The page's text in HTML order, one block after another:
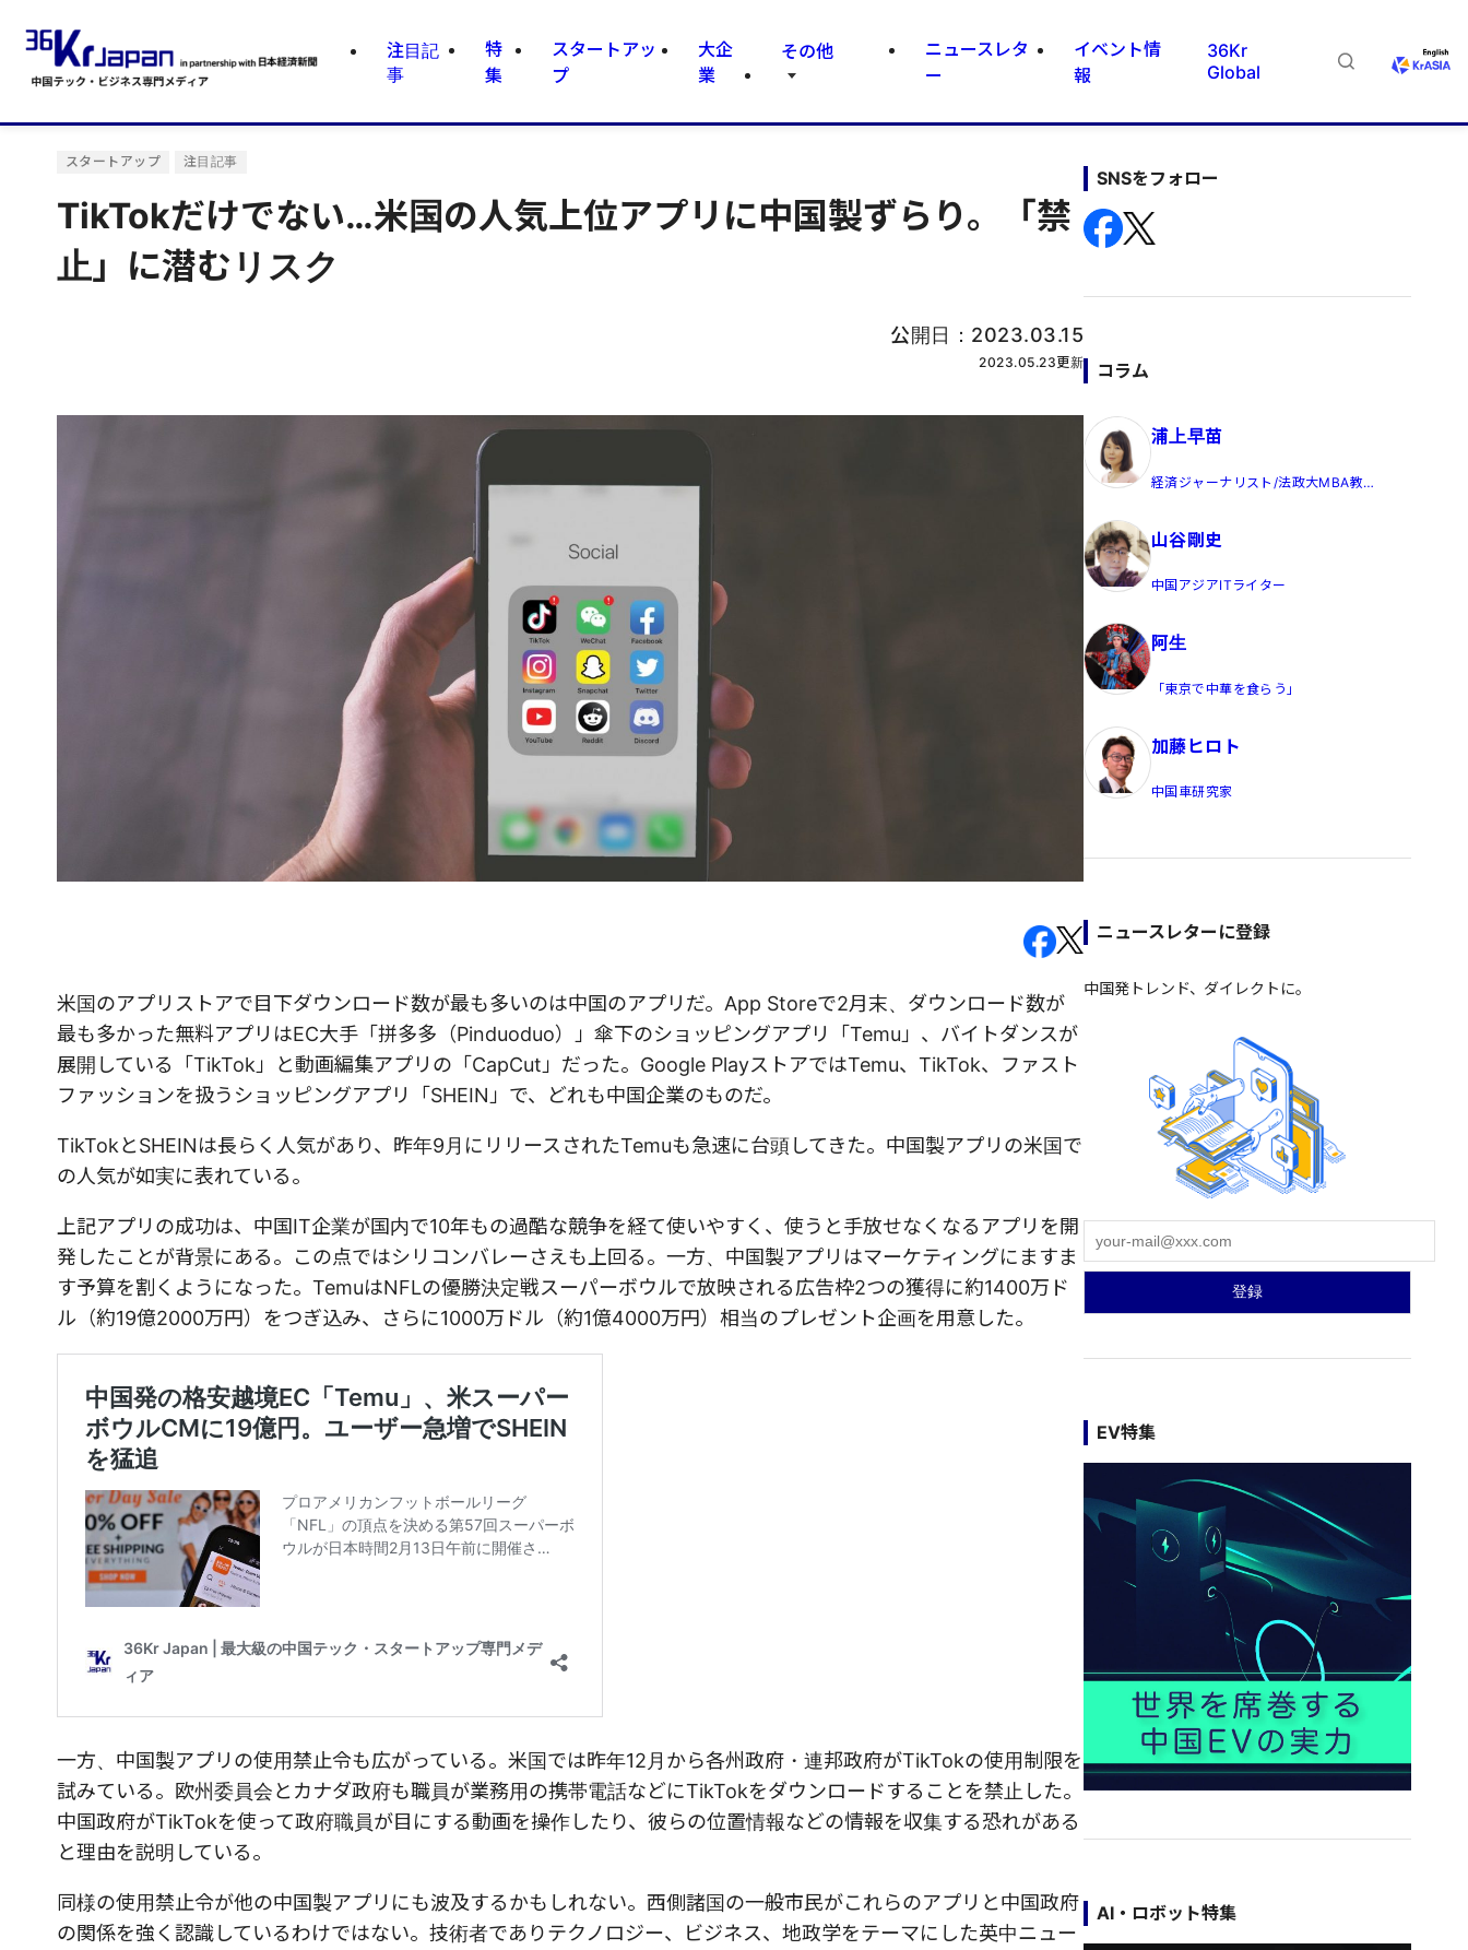
注目記
事
特
集
スタートアッ
プ
大企
業
その他
ニュースレタ
ー
イベント情
報
36Kr
Global
スタートアップ 注目記事
TikTokだけでない…米国の人気上位アプリに中国製ずらり。「禁
止」に潜むリスク
公開日： 2023.03.15
2023.05.23更新
米国のアプリストアで目下ダウンロード数が最も多いのは中国のアプリだ。App Storeで2月末、ダウンロード数が
最も多かった無料アプリはEC大手「拼多多（Pinduoduo）」傘下のショッピングアプリ「Temu」、バイトダンスが
展開している「TikTok」と動画編集アプリの「CapCut」だった。Google PlayストアではTemu、TikTok、ファスト
ファッションを扱うショッピングアプリ「SHEIN」で、どれも中国企業のものだ。
TikTokとSHEINは長らく人気があり、昨年9月にリリースされたTemuも急速に台頭してきた。中国製アプリの米国で
の人気が如実に表れている。
上記アプリの成功は、中国IT企業が国内で10年もの過酷な競争を経て使いやすく、使うと手放せなくなるアプリを開
発したことが背景にある。この点ではシリコンバレーさえも上回る。一方、中国製アプリはマーケティングにますま
す予算を割くようになった。TemuはNFLの優勝決定戦スーパーボウルで放映される広告枠2つの獲得に約1400万ド
ル（約19億2000万円）をつぎ込み、さらに1000万ドル（約1億4000万円）相当のプレゼント企画を用意した。
一方、中国製アプリの使用禁止令も広がっている。米国では昨年12月から各州政府・連邦政府がTikTokの使用制限を
試みている。欧州委員会とカナダ政府も職員が業務用の携帯電話などにTikTokをダウンロードすることを禁止した。
中国政府がTikTokを使って政府職員が目にする動画を操作したり、彼らの位置情報などの情報を収集する恐れがある
と理由を説明している。
同様の使用禁止令が他の中国製アプリにも波及するかもしれない。西側諸国の一般市民がこれらのアプリと中国政府
の関係を強く認識しているわけではない。技術者でありテクノロジー、ビジネス、地政学をテーマにした英中ニュー
SNSをフォロー
コラム
浦上早苗
経済ジャーナリスト/法政大MBA教
山谷剛史
中国アジアITライター
阿生
「東京で中華を食らう」
加藤ヒロト
中国車研究家
ニュースレターに登録
中国発トレンド、ダイレクトに。
EV特集
AI・ロボット特集